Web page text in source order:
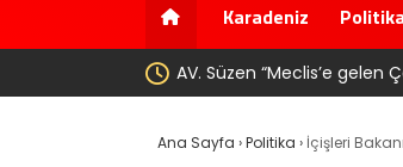
Karadeniz Politika
fidesi olmuştur”
Ana Sayfa ›Politika › İçişleri